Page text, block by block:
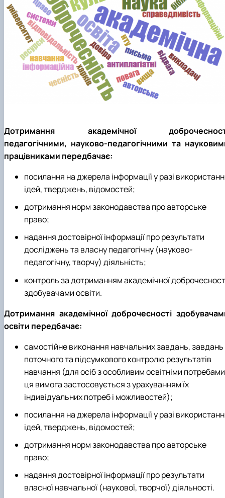
НОВИНИ
факультетом ветеринарної медицини …
Скринька довіри
Вступ 2022 рік
Вступ 2021 рік
Вступ 2020 рік
Вступ 2019 рік
Вступ 2018 рік
Дотримання академічної
педагогічними, науково-педагогічними та
працівниками передбачає:
посилання на джерела інформації у разі
ідей, тверджень, відомостей;
дотримання норм законодавства про авторське
право;
надання достовірної інформації про результати
досліджень та власну педагогічну (науково-
педагогічну, творчу) діяльність;
контроль за дотриманням академічної
здобувачами освіти.
Дотримання академічної доброчесності
освіти передбачає:
самостійне виконання навчальних завдань, завдань
поточного та підсумкового контролю результатів
навчання (для осіб з особливим освітніми потребами
ця вимога застосовується з урахуванням їх
індивідуальних потреб і можливостей);
посилання на джерела інформації у разі
ідей, тверджень, відомостей;
дотримання норм законодавства про авторське
право;
надання достовірної інформації про результати
власної навчальної (наукової, творчої) діяльності.